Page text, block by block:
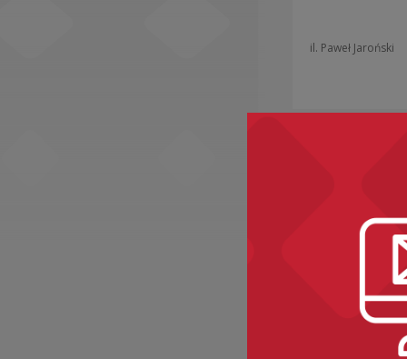
il. Paweł Jaroński